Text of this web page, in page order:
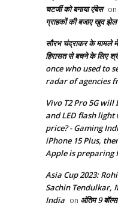
चटर्जी को बनाया एंबेस on
ग्राहकों की बजाए खुद
सौरभ चंद्राकर के मामले
हिरासत से बचने के लिए
once who used to
radar of agencies
Vivo T2 Pro 5G
and LED flash
price? - Gaming
iPhone 15 Plus,
Apple is preparing
Asia Cup 2023:
Sachin Tendulkar,
India on अंतिम 9